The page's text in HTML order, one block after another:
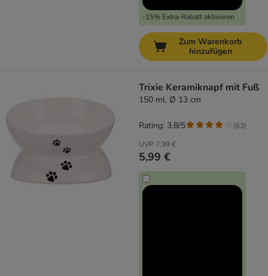
-15% Extra-Rabatt aktivieren
Zum Warenkorb
hinzufügen
Trixie Keramiknapf mit Fuß
150 ml, Ø 13 cm
UVP 7,99 €
5,99 €
Rating: 3.8/5 (63)